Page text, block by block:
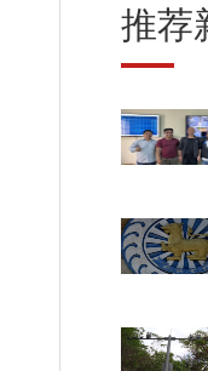
推荐